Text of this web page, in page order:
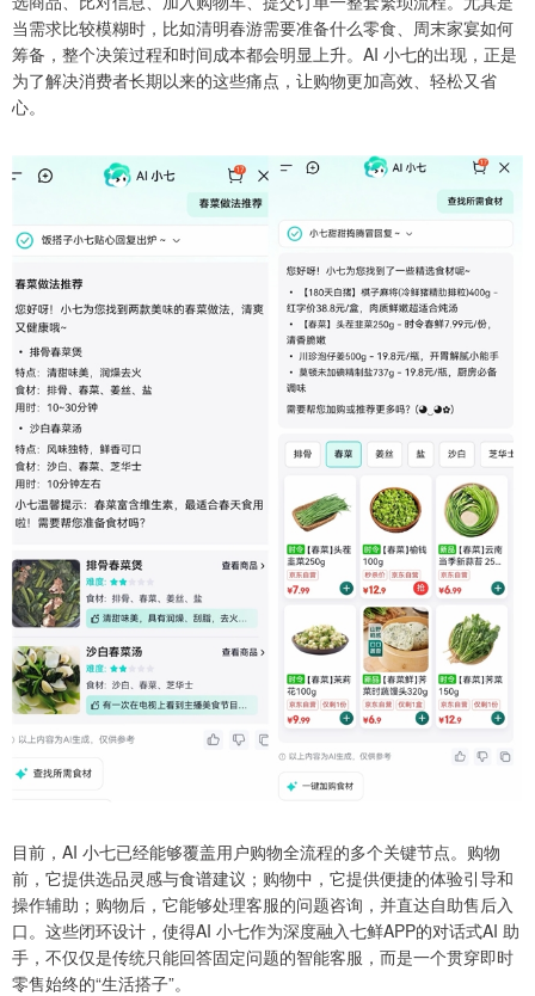
当需求比较模糊时，比如清明春游需要准备什么零食、周末家宴如何
筹备，整个决策过程和时间成本都会明显上升。AI 小七的出现，正是
为了解决消费者长期以来的这些痛点，让购物更加高效、轻松又省
心。
目前，AI 小七已经能够覆盖用户购物全流程的多个关键节点。购物
前，它提供选品灵感与食谱建议；购物中，它提供便捷的体验引导和
操作辅助；购物后，它能够处理客服的问题咨询，并直达自助售后入
口。这些闭环设计，使得AI 小七作为深度融入七鲜APP的对话式AI 助
手，不仅仅是传统只能回答固定问题的智能客服，而是一个贯穿即时
零售始终的“生活搭子”。